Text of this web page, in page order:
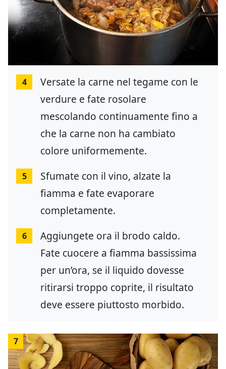
4
Versate la carne nel tegame con le
verdure e fate rosolare
mescolando continuamente fino a
che la carne non ha cambiato
colore uniformemente.
5
Sfumate con il vino, alzate la
fiamma e fate evaporare
completamente.
6
Aggiungete ora il brodo caldo.
Fate cuocere a fiamma bassissima
per un’ora, se il liquido dovesse
ritirarsi troppo coprite, il risultato
deve essere piuttosto morbido.
7